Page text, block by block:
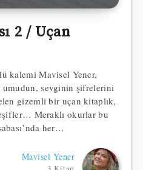
2 / Uçan
kalemi Mavisel Yener,
umudun, sevginin şifrelerini
gizemli bir uçan kitaplık,
Meraklı okurlar bu
her…
Mavisel Yener